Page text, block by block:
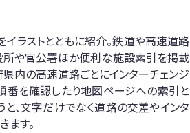
ラストとともに紹介。鉄道や高速道路
所や官公署ほか便利な施設索引を掲載
県内の高速道路ごとにインターチェンジ
番を確認したり地図ページへの索引と
、文字だけでなく道路の交差やインタ
す。